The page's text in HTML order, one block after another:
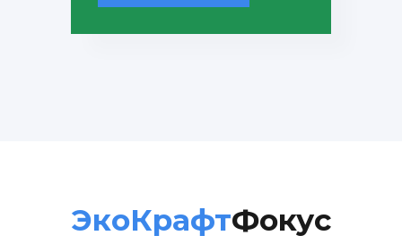
ЭкоКрафтФокус